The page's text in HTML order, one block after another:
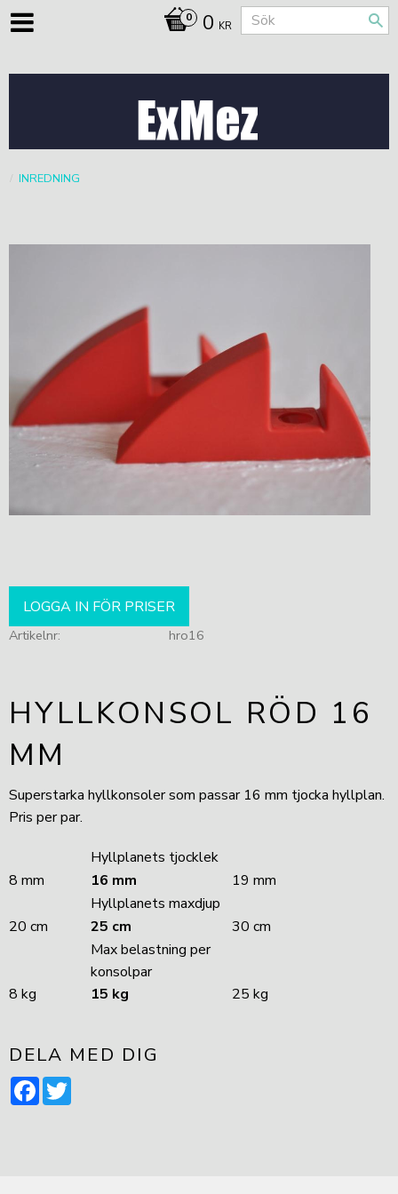
0 KR
INREDNING
LOGGA IN FÖR PRISER
Artikelnr hro16
HYLLKONSOL RÖD 16
MM
Superstarka hyllkonsoler som passar 16 mm tjocka hyllplan.
Pris per par.
Hyllplanets tjocklek
8 mm
16 mm
19 mm
Hyllplanets maxdjup
20 cm
25 cm
30 cm
Max belastning per
konsolpar
8 kg
15 kg 25 kg
DELA MED DIG
Facebook